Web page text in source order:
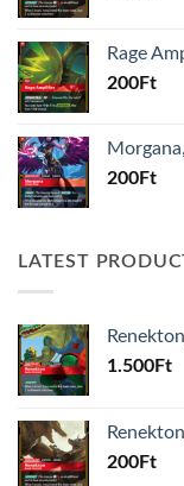
Rage
200Ft
200Ft
LATEST
1.500Ft
200Ft